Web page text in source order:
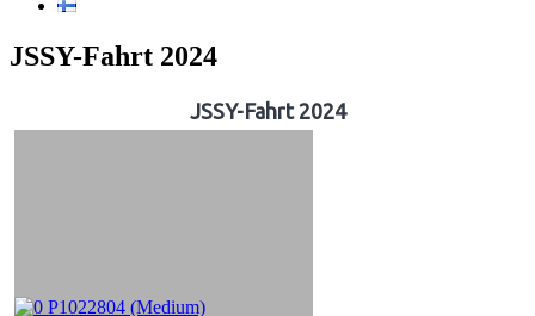
JSSY-Fahrt 2024
JSSY-Fahrt 2024